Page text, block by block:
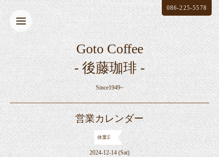
Goto Coffee
- 後藤珈琲 -
Since1949~
086-225-5578
営業カレンダー
休業日
2024-12-14 (Sat)